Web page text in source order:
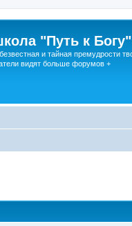
"Путь к Богу"
и тайная премудрости
видят больше форумов +